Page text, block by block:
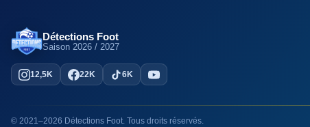
Détections Foot
Saison 2026 / 2027
12,5K 22K 6K
© 2021 –2026 Détections Foot . Tous droits réservés.